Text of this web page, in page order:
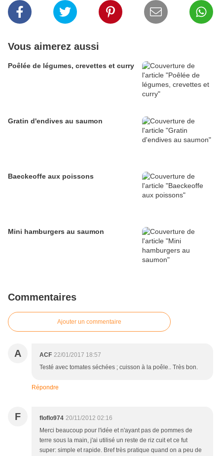
Vous aimerez aussi
Poêlée de légumes, crevettes et curry
Gratin d'endives au saumon
Baeckeoffe aux poissons
Mini hamburgers au saumon
Commentaires
Ajouter un commentaire
A ACF 22/01/2017 18:57
Testé avec tomates séchées ; cuisson à la poêle.. Très bon.
Répondre
F floflo974 20/11/2012 02:16
Merci beaucoup pour l'idée et n'ayant pas de pommes de
terre sous la main, j'ai utilisé un reste de riz cuit et ce fut
super: simple et rapide. Bref très pratique quand on a peu de